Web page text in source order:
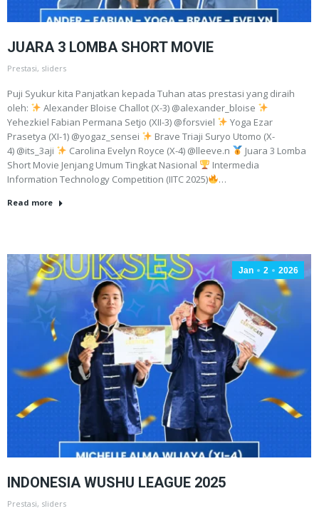
JUARA 3 LOMBA SHORT MOVIE
Prestasi, sliders
Puji Syukur kita Panjatkan kepada Tuhan atas prestasi yang diraih
oleh:
Alexander Bloise Challot (X-3) @alexander_bloise
Yehezkiel Fabian Permana Setjo (XII-3) @forsviel
Yoga Ezar
Prasetya (XI-1) @yogaz_sensei
Brave Triaji Suryo Utomo (X-
4) @its_3aji
Carolina Evelyn Royce (X-4) @lleeve.n
Juara 3 Lomba
Short Movie Jenjang Umum Tingkat Nasional
Intermedia
Information Technology Competition (IITC 2025)
…
Read more
Jan 2 2026
INDONESIA WUSHU LEAGUE 2025
Prestasi, sliders